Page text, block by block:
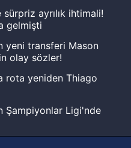
ayrılık ihtimali!
gelmişti
yeni transferi Mason
olay sözler!
rota yeniden Thiago
Şampiyonlar Ligi'nde